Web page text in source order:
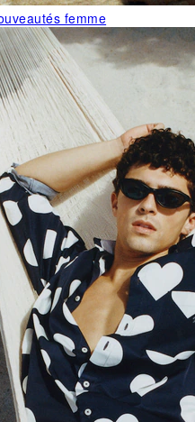
femme